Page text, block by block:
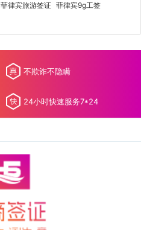
菲律宾旅游签证 菲律宾9g工签
不欺诈不隐瞒
24小时快速服务7*24